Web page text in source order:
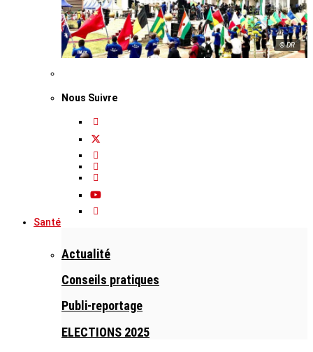
© DR
Nous Suivre
Santé
Actualité
Conseils pratiques
Publi-reportage
ELECTIONS 2025